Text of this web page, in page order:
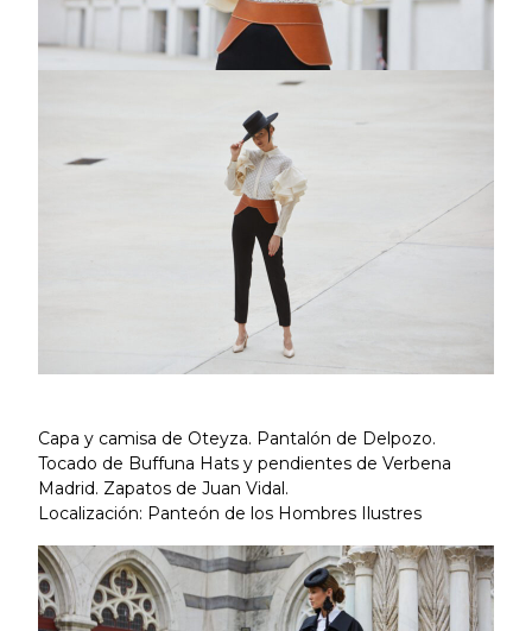
Capa y camisa de Oteyza. Pantalón de Delpozo.
Tocado de Buffuna Hats y pendientes de Verbena
Madrid. Zapatos de Juan Vidal.
Localización: Panteón de los Hombres Ilustres